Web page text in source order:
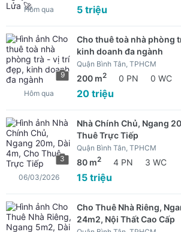
5 triệu
Hôm qua
9
Cho thuê toà nhà phòng
kinh doanh đa ngành
Quận Bình Tân, TPHCM
200 m2 0 PN 0 WC
20 triệu
Hôm qua
3
Nhà Chính Chủ, Ngang
Thuê Trực Tiếp
Quận Bình Tân, TPHCM
80 m2 4 PN 3 WC
15 triệu
06/03/2026
Cho Thuê Nhà Riêng,
24m2, Nội Thất Cao Cấp